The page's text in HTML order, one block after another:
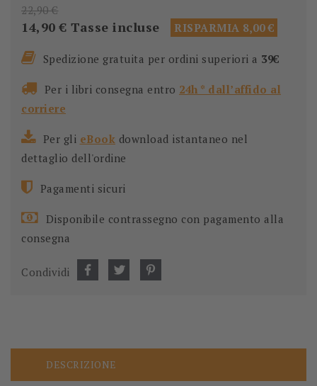
22,90 €
14,90 € Tasse incluse RISPARMIA 8,00 €
Spedizione gratuita per ordini superiori a 39€
Per i libri consegna entro 24h * dall’affido al
corriere
Per gli eBook download istantaneo nel
dettaglio dell'ordine
Pagamenti sicuri
Disponibile contrassegno con pagamento alla
consegna
Condividi
DESCRIZIONE